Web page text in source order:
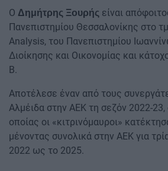
O Δημήτρης Ξουρής είναι
Πανεπιστημίου Θεσσαλονίκης στο
Analysis, του Πανεπιστημίου
Διοίκησης και Οικονομίας και
Β.
Αποτέλεσε έναν από τους
Αλμέιδα στην ΑΕΚ τη σεζόν 2022-23,
οποίας οι «κιτρινόμαυροι»
μένοντας συνολικά στην ΑΕΚ για
2022 ως το 2025.